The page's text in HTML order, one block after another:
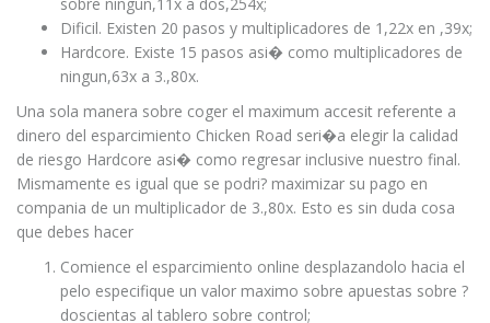
Dificil. Existen 20 pasos y multiplicadores de 1,22x en ,39x;
Hardcore. Existe 15 pasos asi� como multiplicadores de
ningun,63x a 3.,80x.
Una sola manera sobre coger el maximum accesit referente a
dinero del esparcimiento Chicken Road seri�a elegir la calidad
de riesgo Hardcore asi� como regresar inclusive nuestro final.
Mismamente es igual que se podri? maximizar su pago en
compania de un multiplicador de 3.,80x. Esto es sin duda cosa
que debes hacer
Comience el esparcimiento online desplazandolo hacia el
pelo especifique un valor maximo sobre apuestas sobre ?
doscientas al tablero sobre control;